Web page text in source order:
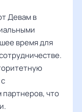
Девам в
время для
что